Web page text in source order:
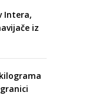
Intera,
iz